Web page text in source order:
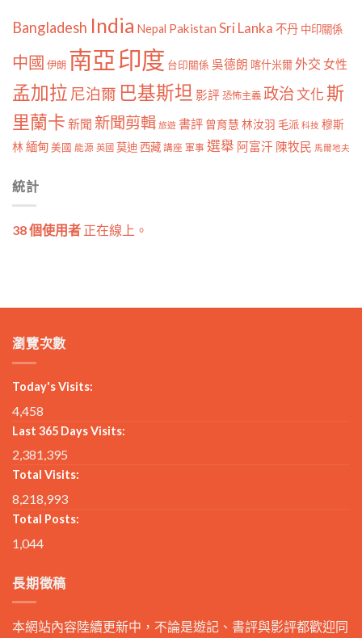
Bangladesh India Nepal Pakistan Sri Lanka 不丹 中印關係
中國 伊朗 南亞印度 台印關係 吳德朗 喀什米爾外交 女性
孟加拉 尼泊爾 巴基斯坦 影評 恐怖主義 政治文化斯
里蘭卡 新聞 新聞剪輯 旅遊 書評 曾育慧 林汝羽 毛派 科技 穆斯
林 緬甸 美國 能源 英國 莫迪 西藏 講座 軍事 選舉 阿富汗 陳牧民 馬爾地夫
統計
38 個使用者 正在線上。
瀏覽次數
Today's Visits:
4,458
Last 365 Days Visits:
2,381,395
Total Visits:
8,218,993
Total Posts:
1,044
長期徵稿
本網站內容陸續更新中，不論是遊記、書評與影評都歡迎同